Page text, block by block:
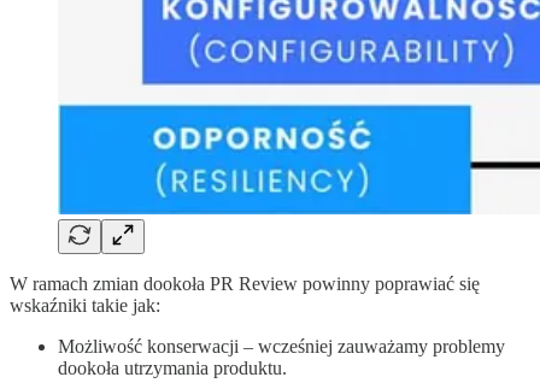
W ramach zmian dookoła PR Review powinny poprawiać się
wskaźniki takie jak:
Możliwość konserwacji – wcześniej zauważamy problemy
dookoła utrzymania produktu.